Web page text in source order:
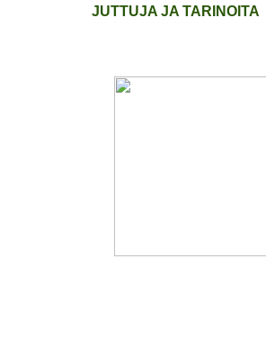
JUTTUJA JA TARINOITA